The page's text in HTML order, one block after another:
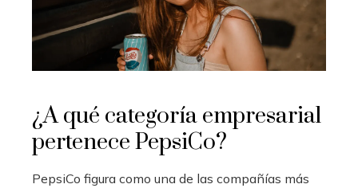
¿A qué categoría empresarial
pertenece PepsiCo?
PepsiCo figura como una de las compañías más